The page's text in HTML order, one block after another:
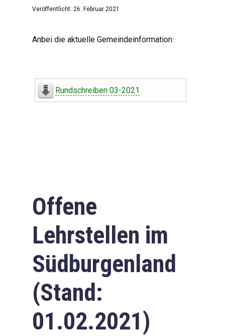
Veröffentlicht: 26. Februar 2021
Anbei die aktuelle Gemeindeinformation:
Rundschreiben 03-2021
Offene
Lehrstellen im
Südburgenland
(Stand:
01.02.2021)